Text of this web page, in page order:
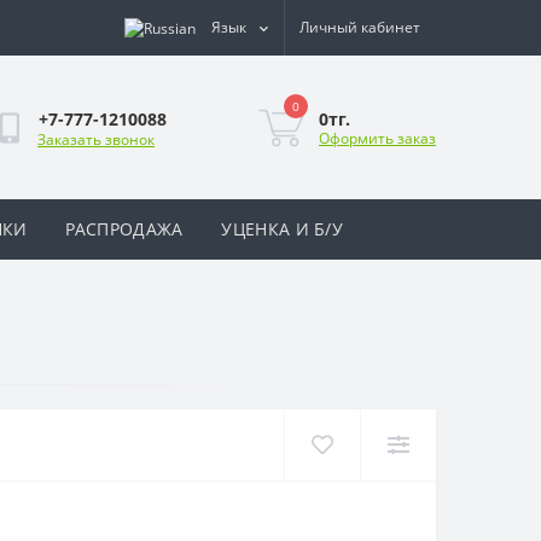
Язык Личный кабинет
+7-777-1210088
Заказать звонок
0
0тг.
Оформить заказ
РАСПРОДАЖА УЦЕНКА И Б/У